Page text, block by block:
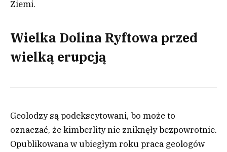
Ziemi.
Wielka Dolina Ryftowa przed
wielką erupcją
Geolodzy są podekscytowani, bo może to
oznaczać, że kimberlity nie zniknęły bezpowrotnie.
Opublikowana w ubiegłym roku praca geologów